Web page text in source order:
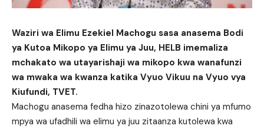
Waziri wa Elimu Ezekiel Machogu sasa anasema Bodi
ya Kutoa Mikopo ya Elimu ya Juu, HELB imemaliza
mchakato wa utayarishaji wa mikopo kwa wanafunzi
wa mwaka wa kwanza katika Vyuo Vikuu na Vyuo vya
Kiufundi, TVET.
Machogu anasema fedha hizo zinazotolewa chini ya mfumo
mpya wa ufadhili wa elimu ya juu zitaanza kutolewa kwa